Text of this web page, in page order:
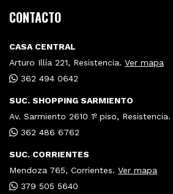
CONTACTO
CASA CENTRAL
Arturo Illía 221, Resistencia. Ver mapa
362 494 0642
SUC. SHOPPING SARMIENTO
Av. Sarmiento 2610 1º piso, Resistencia.
362 486 6762
SUC. CORRIENTES
Mendoza 765, Corrientes. Ver mapa
379 505 5640